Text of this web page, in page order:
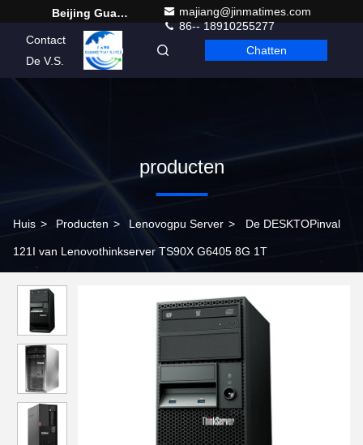
Beijing Guangtian Runze Technology Co., Ltd.
majiang@jinmatimes.com
86-- 18910255277
Contact
De V.S.
Dutch Chatten
producten
Huis > Producten > Lenovogpu Server > De DESKTOPinval
121I van Lenovothinkserver TS90X G6405 8G 1T